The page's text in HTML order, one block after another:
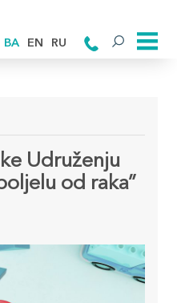
BA EN RU
Udruženju
od raka”